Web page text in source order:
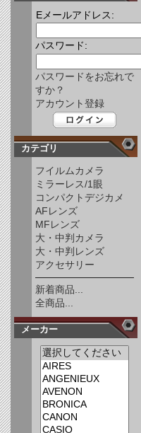
Eメールアドレス:
パスワード:
パスワードをお忘れで
すか？
アカウント登録
カテゴリ
フイルムカメラ
ミラーレス/1眼
コンパクトデジカメ
AFレンズ
MFレンズ
大・中判カメラ
大・中判レンズ
アクセサリー
新着商品...
全商品...
メーカー